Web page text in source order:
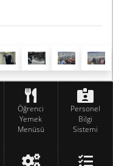
Öğrenci
Yemek
Menüsü
Personel
Bilgi
Sistemi